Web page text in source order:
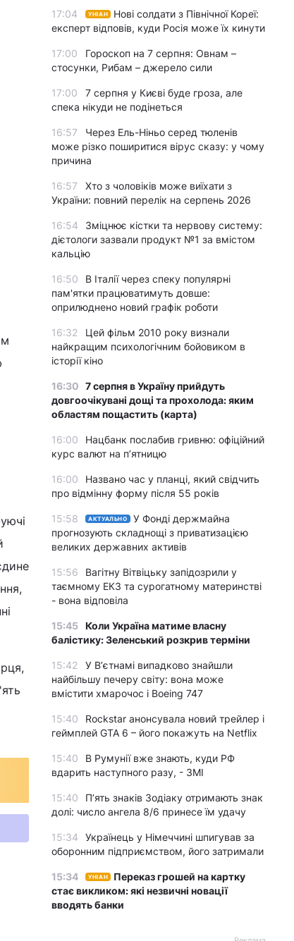
17:04 УНІАН
Нові солдати з Північної Кореї:
експерт відповів, куди Росія може їх кинути
17:00
Гороскоп на 7 серпня: Овнам –
стосунки, Рибам – джерело сили
17:00
7 серпня у Києві буде гроза, але
спека нікуди не подінеться
16:57
Через Ель-Ніньо серед тюленів
може різко поширитися вірус сказу: у чому
причина
16:57
Хто з чоловіків може виїхати з
України: повний перелік на серпень 2026
16:54
Зміцнює кістки та нервову систему:
дієтологи зазвали продукт №1 за вмістом
кальцію
16:50
В Італії через спеку популярні
пам'ятки працюватимуть довше:
оприлюднено новий графік роботи
16:32
Цей фільм 2010 року визнали
найкращим психологічним бойовиком в
історії кіно
16:30 7 серпня в Україну прийдуть
довгоочікувані дощі та прохолода: яким
областям пощастить (карта)
16:00
Нацбанк послабив гривню: офіційний
курс валют на п’ятницю
16:00
Названо час у планці, який свідчить
про відмінну форму після 55 років
15:58 АКТУАЛЬНО
У Фонді держмайна
прогнозують складнощі з приватизацією
великих державних активів
15:56
Вагітну Вітвіцьку запідозрили у
таємному ЕКЗ та сурогатному материнстві
- вона відповіла
15:45 Коли Україна матиме власну
балістику: Зеленський розкрив терміни
15:42
У Вʼєтнамі випадково знайшли
найбільшу печеру світу: вона може
вмістити хмарочос і Boeing 747
15:40
Rockstar анонсувала новий трейлер і
геймплей GTA 6 – його покажуть на Netflix
15:40
В Румунії вже знають, куди РФ
вдарить наступного разу, - ЗМІ
15:40
П’ять знаків Зодіаку отримають знак
долі: число ангела 8/6 принесе їм удачу
15:34
Українець у Німеччині шпигував за
оборонним підприємством, його затримали
15:34 УНІАН
Переказ грошей на картку
стає викликом: які незвичні новації
вводять банки